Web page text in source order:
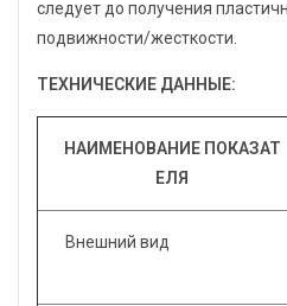
следует до получения
подвижности/жесткости.
ТЕХНИЧЕСКИЕ ДАННЫЕ:
НАИМЕНОВАНИЕ ПОКАЗАТ
ЕЛЯ
Внешний вид